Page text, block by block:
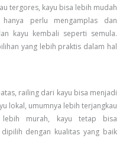
tergores, kayu bisa lebih mudah
perlu mengamplas dan
kayu kembali seperti semula.
yang lebih praktis dalam hal
railing dari kayu bisa menjadi
lokal, umumnya lebih terjangkau
lebih murah, kayu tetap bisa
dengan kualitas yang baik